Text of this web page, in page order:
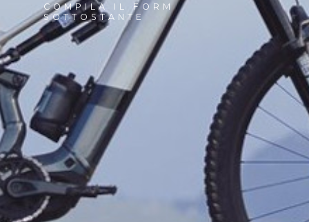
COMPILA IL FORM
SOTTOSTANTE